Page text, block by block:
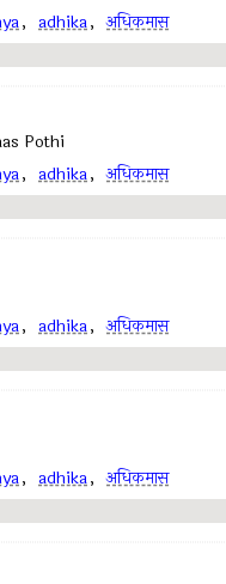
, adhika, अधिकमास
Pothi
, adhika, अधिकमास
, adhika, अधिकमास
, adhika, अधिकमास